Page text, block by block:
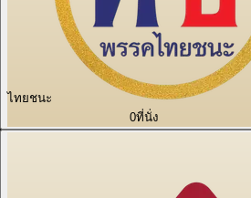
ไทยชนะ
0ที่นั่ง